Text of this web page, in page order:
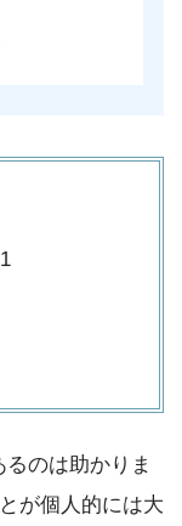
のは助かりま
が個人的には大